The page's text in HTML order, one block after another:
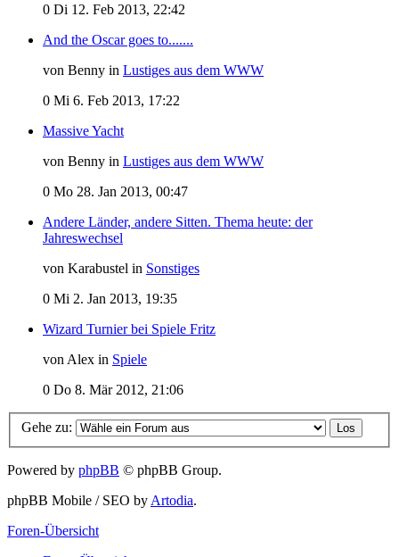
0 Di 12. Feb 2013, 22:42
And the Oscar goes to.......
von Benny in Lustiges aus dem WWW
0 Mi 6. Feb 2013, 17:22
Massive Yacht
von Benny in Lustiges aus dem WWW
0 Mo 28. Jan 2013, 00:47
Andere Länder, andere Sitten. Thema heute: der
Jahreswechsel
von Karabustel in Sonstiges
0 Mi 2. Jan 2013, 19:35
Wizard Turnier bei Spiele Fritz
von Alex in Spiele
0 Do 8. Mär 2012, 21:06
Gehe zu:
Powered by phpBB © phpBB Group.
phpBB Mobile / SEO byArtodia.
Foren-Übersicht